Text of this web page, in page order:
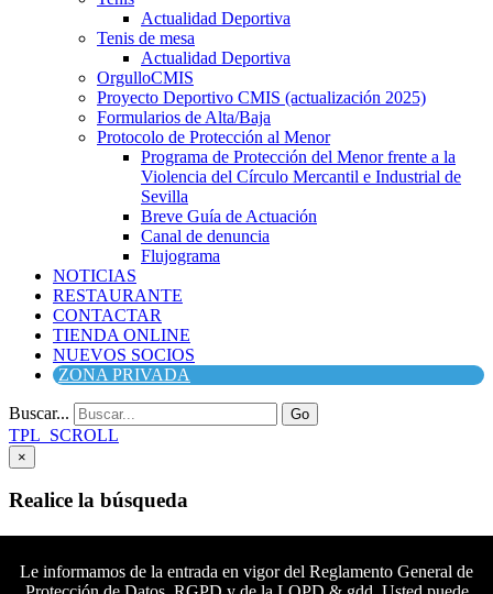
Actualidad Deportiva
Tenis de mesa
Actualidad Deportiva
OrgulloCMIS
Proyecto Deportivo CMIS (actualización 2025)
Formularios de Alta/Baja
Protocolo de Protección al Menor
Programa de Protección del Menor frente a la
Violencia del Círculo Mercantil e Industrial de
Sevilla
Breve Guía de Actuación
Canal de denuncia
Flujograma
NOTICIAS
RESTAURANTE
CONTACTAR
TIENDA ONLINE
NUEVOS SOCIOS
ZONA PRIVADA
Buscar... Go
TPL_SCROLL
×
Realice la búsqueda
Buscar
Le informamos de la entrada en vigor del Reglamento General de